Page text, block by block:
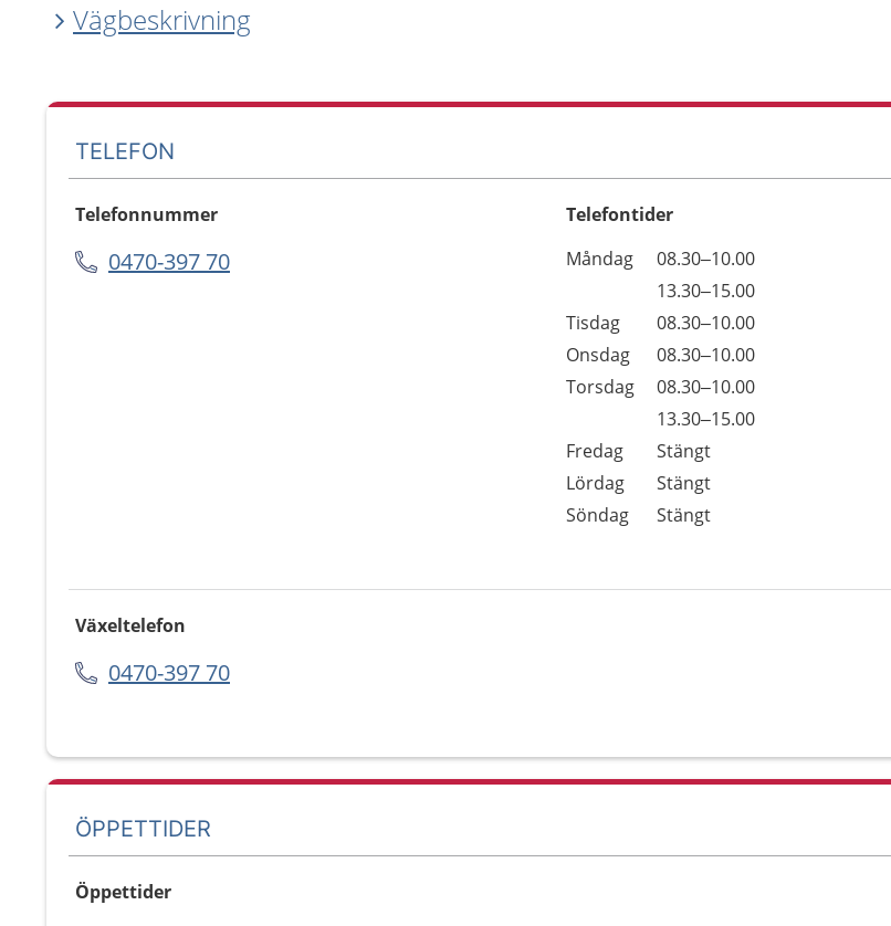
Vägbeskrivning
TELEFON
Telefonnummer
0470-397 70
Telefontider
Dag
Öppettider
Kommentarer
Måndag
08.30–10.00
13.30–15.00
Tisdag
08.30–10.00
Onsdag
08.30–10.00
Torsdag
08.30–10.00
13.30–15.00
Fredag
Stängt
Lördag
Stängt
Söndag
Stängt
Växeltelefon
0470-397 70
ÖPPETTIDER
Öppettider